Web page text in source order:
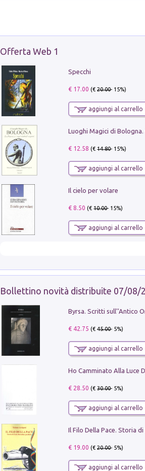
Offerta Web 1
Specchi
€ 17.00 (€20.00- 15%)
aggiungi al carrello
€ 12.58 (€14.80- 15%)
aggiungi al carrello
Il cielo per volare
€ 8.50 (€10.00- 15%)
aggiungi al carrello
Bollettino novità distribuite 07/08/
€ 42.75 (€45.00- 5%)
aggiungi al carrello
€ 28.50 (€30.00- 5%)
aggiungi al carrello
€ 19.00 (€20.00- 5%)
aggiungi al carrello